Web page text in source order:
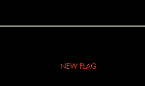
NEW FLAG